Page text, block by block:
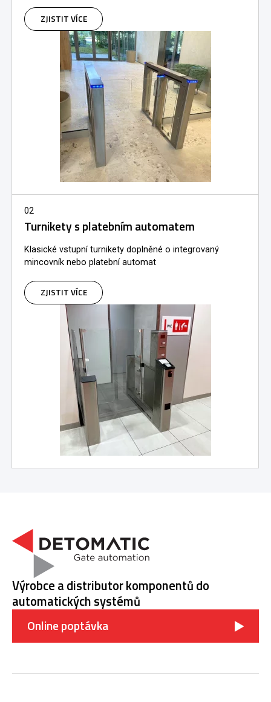
ZJISTIT VÍCE
02
Turnikety s platebním automatem
Klasické vstupní turnikety doplněné o integrovaný
mincovník nebo platební automat
ZJISTIT VÍCE
Výrobce a distributor komponentů do
automatických systémů
Online poptávka